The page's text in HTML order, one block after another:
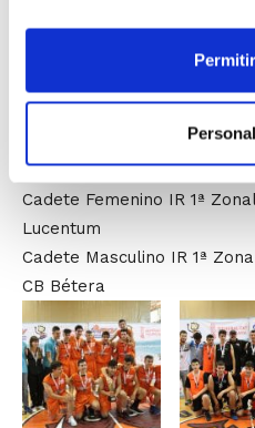
Infantil Femenino IR 1ª
20:00 h.
Cadete Femenino IR 1ª
Lucentum
Cadete Masculino IR 1ª
CB Bétera